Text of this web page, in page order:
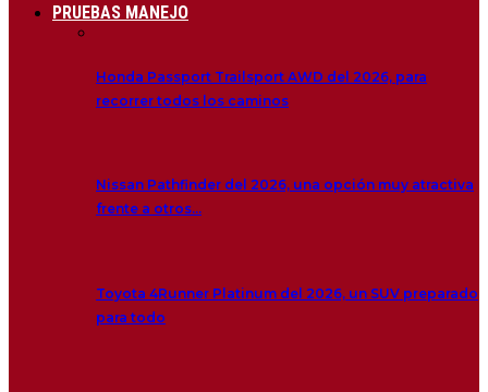
PRUEBAS MANEJO
Honda Passport Trailsport AWD del 2026, para
recorrer todos los caminos
Nissan Pathfinder del 2026, una opción muy atractiva
frente a otros…
Toyota 4Runner Platinum del 2026, un SUV preparado
para todo